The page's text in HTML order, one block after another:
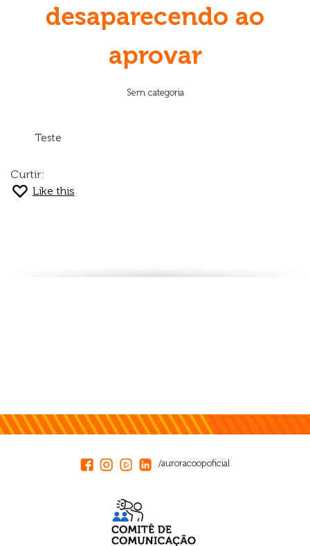
desaparecendo ao
aprovar
Sem categoria
Teste
Curtir:
Like this
/auroracoopoficial